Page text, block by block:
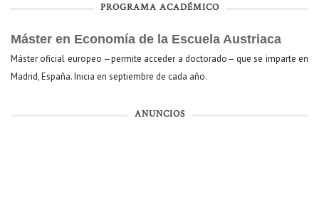
PROGRAMA ACADÉMICO
Máster en Economía de la Escuela Austriaca
Máster oficial europeo —permite acceder a doctorado— que se imparte en
Madrid, España. Inicia en septiembre de cada año.
ANUNCIOS